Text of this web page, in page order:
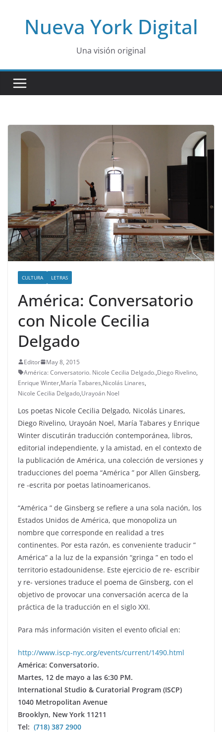
contentNueva York Digital
Una visión original
CULTURA LETRAS
América: Conversatorio
con Nicole Cecilia
Delgado
Editor
May 8, 2015
América: Conversatorio. Nicole Cecilia Delgado.,Diego Rivelino,
Enrique Winter,María Tabares,Nicolás Linares,
Nicole Cecilia Delgado,Urayoán Noel
Los poetas Nicole Cecilia Delgado, Nicolás Linares,
Diego Rivelino, Urayoán Noel, María Tabares y Enrique
Winter discutirán traducción contemporánea, libros,
editorial independiente, y la amistad, en el contexto de
la publicación de América, una colección de versiones y
traducciones del poema “América ” por Allen Ginsberg,
re -escrita por poetas latinoamericanos.
“América ” de Ginsberg se refiere a una sola nación, los
Estados Unidos de América, que monopoliza un
nombre que corresponde en realidad a tres
continentes. Por esta razón, es conveniente traducir ”
América” ​​a la luz de la expansión “gringa ” en todo el
territorio estadounidense. Este ejercicio de re- escribir
y re- versiones traduce el poema de Ginsberg, con el
objetivo de provocar una conversación acerca de la
práctica de la traducción en el siglo XXI.
Para más información visiten el evento oficial en:
http://www.iscp-nyc.org/events/current/1490.html
América: Conversatorio.
Martes, 12 de mayo a las 6:30 PM.
International Studio & Curatorial Program (ISCP)
1040 Metropolitan Avenue
Brooklyn, New York 11211
Tel: (718) 387 2900